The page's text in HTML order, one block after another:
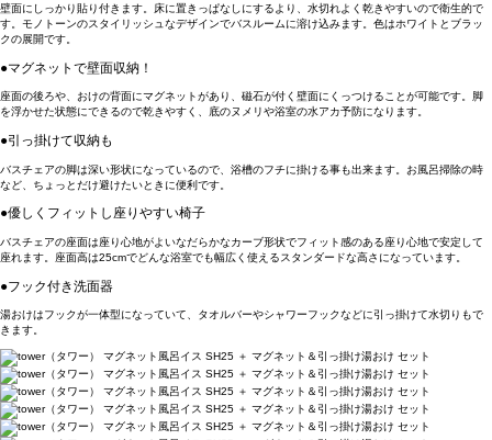
壁面にしっかり貼り付きます。床に置きっぱなしにするより、水切れよく乾きやすいので衛生的で
す。モノトーンのスタイリッシュなデザインでバスルームに溶け込みます。色はホワイトとブラッ
クの展開です。
●マグネットで壁面収納！
座面の後ろや、おけの背面にマグネットがあり、磁石が付く壁面にくっつけることが可能です。脚
を浮かせた状態にできるので乾きやすく、底のヌメリや浴室の水アカ予防になります。
●引っ掛けて収納も
バスチェアの脚は深い形状になっているので、浴槽のフチに掛ける事も出来ます。お風呂掃除の時
など、ちょっとだけ避けたいときに便利です。
●優しくフィットし座りやすい椅子
バスチェアの座面は座り心地がよいなだらかなカーブ形状でフィット感のある座り心地で安定して
座れます。座面高は25cmでどんな浴室でも幅広く使えるスタンダードな高さになっています。
●フック付き洗面器
湯おけはフックが一体型になっていて、タオルバーやシャワーフックなどに引っ掛けて水切りもで
きます。